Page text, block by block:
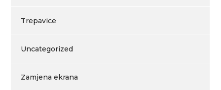
Trepavice
Uncategorized
Zamjena ekrana